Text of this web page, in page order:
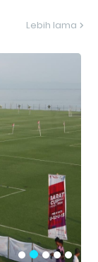
Lebih lama